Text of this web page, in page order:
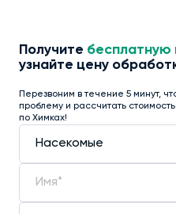
Получите бесплатную
узнайте цену
Перезвоним в течение 5 минут,
проблему и рассчитать
по Химках!